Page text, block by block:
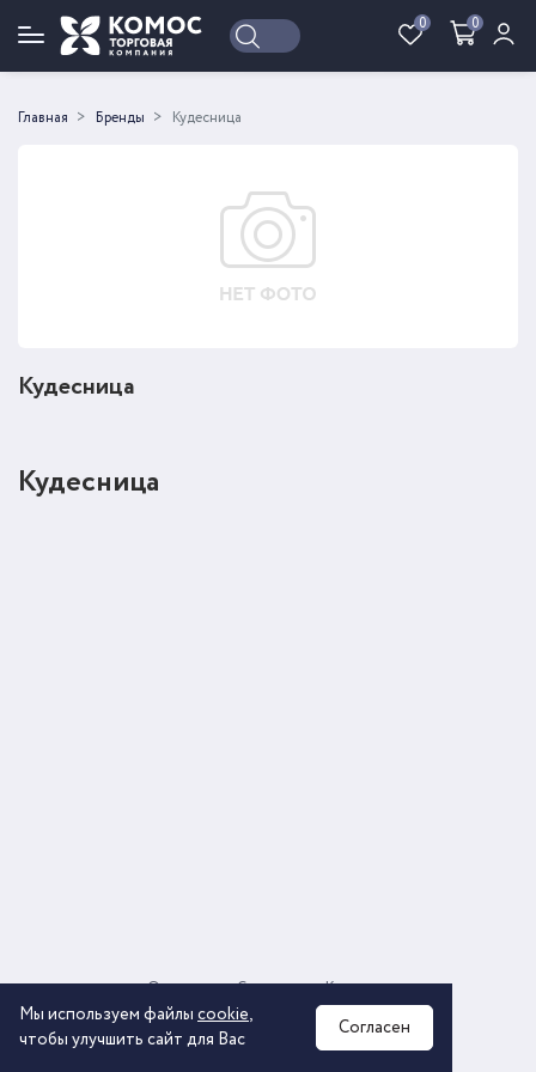
0 0
Войти Регистрация
Главная Бренды Кудесница
Кудесница
Кудесница
2026 © ООО «КОМОС ГРУПП» «Торговая компания»
О компании Соглашение
Политика обработки персональных данных
Контакты
Мы используем файлы cookie,
чтобы улучшить сайт для Вас
Согласен